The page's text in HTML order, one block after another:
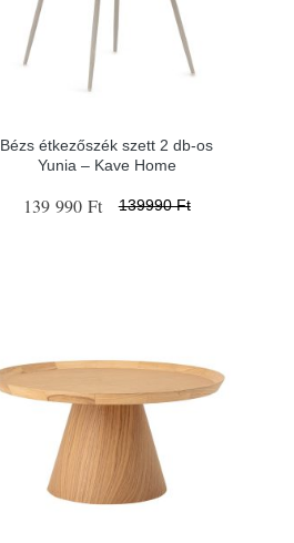
Bézs étkezőszék szett 2 db-os
Yunia – Kave Home
139 990 Ft 139990 Ft